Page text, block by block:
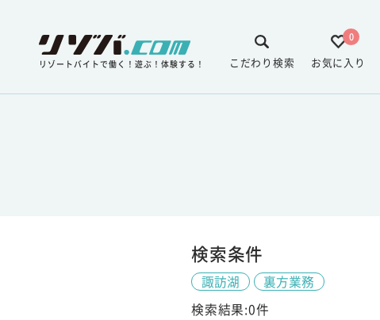
リゾートバイトで働く！遊ぶ！体験する！
0
お気に入り
こだわり検索
検索条件
諏訪湖
裏方業務
検索結果:0件